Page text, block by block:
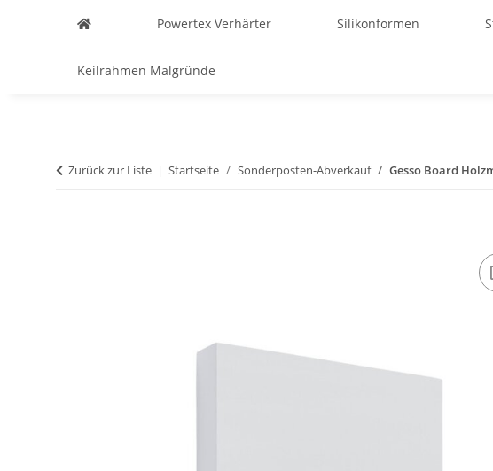
Powertex Verhärter Silikonformen
Keilrahmen Malgründe
Zurück zur Liste Startseite Sonderposten-Abverkauf Gesso Board